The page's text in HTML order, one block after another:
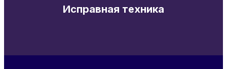
Исправная техника